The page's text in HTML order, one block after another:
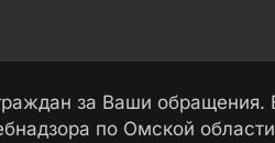
обеспечивать
для рассмотрения
за Ваши
по Омской